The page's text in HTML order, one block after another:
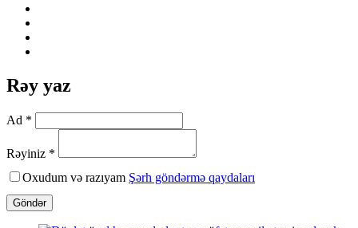
Rəy yaz
Ad *
Rəyiniz *
Oxudum və razıyam Şərh göndərmə qaydaları
Göndər